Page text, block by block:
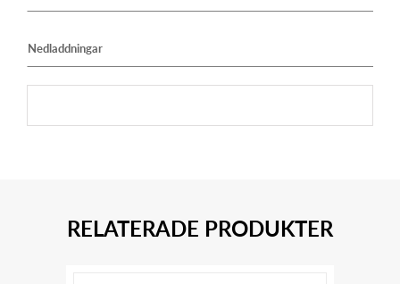
Nedladdningar
RELATERADE PRODUKTER